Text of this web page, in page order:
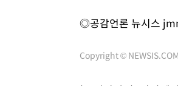
◎공감언론 뉴시스
Copyright ©